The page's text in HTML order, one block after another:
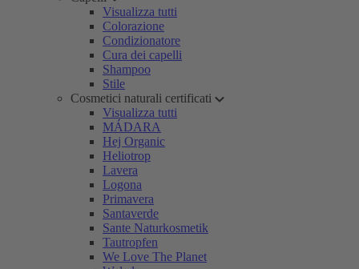
Visualizza tutti
Colorazione
Condizionatore
Cura dei capelli
Shampoo
Stile
Cosmetici naturali certificati
Visualizza tutti
MÁDARA
Hej Organic
Heliotrop
Lavera
Logona
Primavera
Santaverde
Sante Naturkosmetik
Tautropfen
We Love The Planet